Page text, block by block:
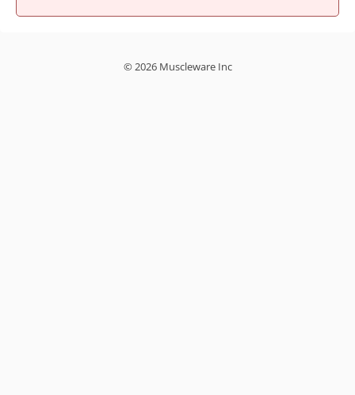
© 2026 Muscleware Inc